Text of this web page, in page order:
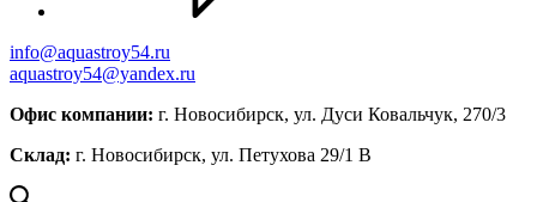
info@aquastroy54.ru
aquastroy54@yandex.ru
Офис компании: г. Новосибирск, ул. Дуси Ковальчук, 270/3
Склад: г. Новосибирск, ул. Петухова 29/1 В